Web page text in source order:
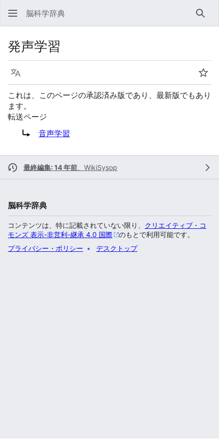
脳科学辞典 検索
発声学習
言語
ウ
これは、このページの承認済み版であり、最新版でもあり
ます。
転送ページ
転送先:
音声学習
最終編集: 14 年前 WikiSysop
脳科学辞典
コンテンツは、特に記載されていない限り、 クリエイティブ・コ
モンズ 表示-非営利-継承 4.0 国際
のもとで利用可能です。
プライバシー・ポリシー
デスクトップ